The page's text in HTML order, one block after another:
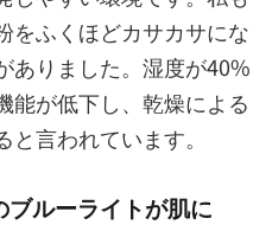
をふくほどカサカサにな
ありました。湿度が40%
能が低下し、乾燥による
言われています。
ルーライトが肌に